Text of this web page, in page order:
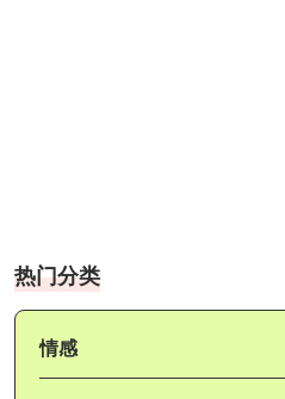
热门分类
情感